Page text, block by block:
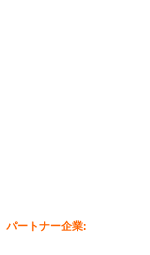
パートナー企業: